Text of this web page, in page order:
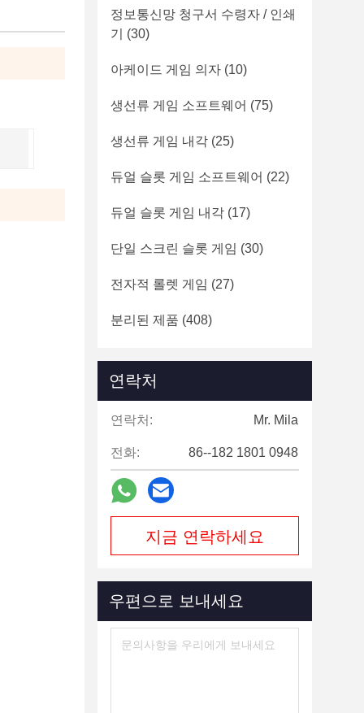
정보통신망 청구서 수령자 / 인쇄
기
(30)
아케이드 게임 의자 (10)
생선류 게임 소프트웨어 (75)
생선류 게임 내각 (25)
듀얼 슬롯 게임 소프트웨어 (22)
듀얼 슬롯 게임 내각 (17)
단일 스크린 슬롯 게임 (30)
전자적 롤렛 게임 (27)
분리된 제품 (408)
연락처
연락처: Mr. Mila
전화: 86--182 1801 0948
지금 연락하세요
우편으로 보내세요